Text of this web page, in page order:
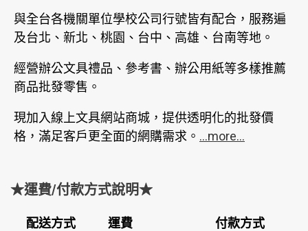
與全台各機關單位學校公司行號皆有配合，服務遍
及台北、新北、桃園、台中、高雄、台南等地。
經營辦公文具禮品、參考書、辦公用紙等多樣推薦
商品批發零售。
現加入線上文具網站商城，提供透明化的批發價
格，滿足客戶更全面的網購需求。 ...more...
★運費/付款方式說明★
配送方式 運費 付款方式